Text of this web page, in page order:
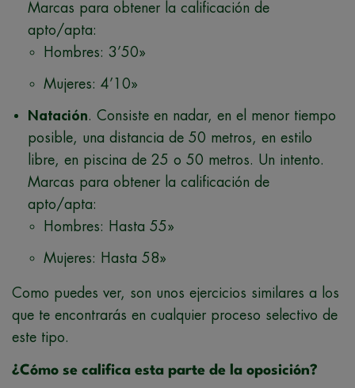
Marcas para obtener la calificación de
apto/apta:
Hombres: 3’50»
Mujeres: 4’10»
Natación. Consiste en nadar, en el menor tiempo
posible, una distancia de 50 metros, en estilo
libre, en piscina de 25 o 50 metros. Un intento.
Marcas para obtener la calificación de
apto/apta:
Hombres: Hasta 55»
Mujeres: Hasta 58»
Como puedes ver, son unos ejercicios similares a los
que te encontrarás en cualquier proceso selectivo de
este tipo.
¿Cómo se califica esta parte de la oposición?